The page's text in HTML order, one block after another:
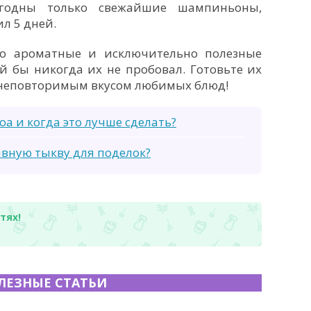
только свежайшие шампиньоны,
5 дней.
и исключительно полезные
бы никогда их не пробовал. Готовьте их
вкусом любимых блюд!
и когда это лучше сделать?
тыкву для поделок?
СТАТЬИ